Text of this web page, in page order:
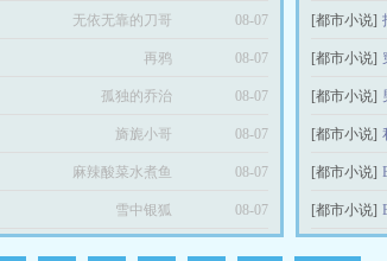
[都市小说]
[都市小说]
[都市小说]
[都市小说]
[都市小说]
[都市小说]
无依无靠的刀哥 08-07
再鸦 08-07
孤独的乔治 08-07
旖旎小哥 08-07
麻辣酸菜水煮鱼 08-07
雪中银狐 08-07